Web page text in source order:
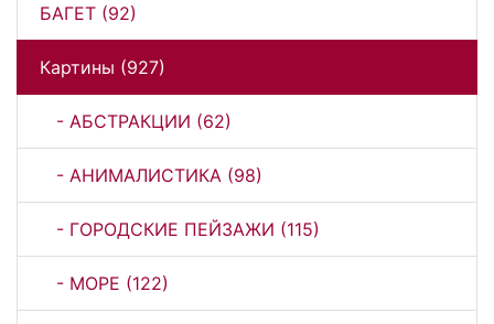
БАГЕТ (92)
Картины (927)
- АБСТРАКЦИИ (62)
- АНИМАЛИСТИКА (98)
- ГОРОДСКИЕ ПЕЙЗАЖИ (115)
- МОРЕ (122)